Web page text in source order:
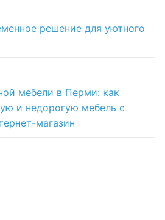
решение для уютного
мебели в Перми: как
и недорогую мебель с
магазин